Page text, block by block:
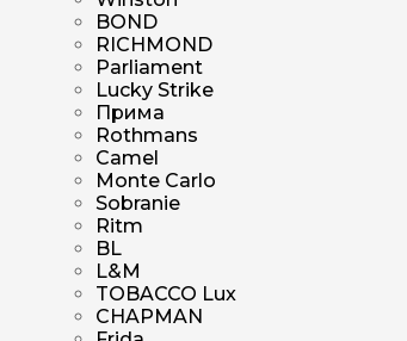
BOND
RICHMOND
Parliament
Lucky Strike
Прима
Rothmans
Camel
Monte Carlo
Sobranie
Ritm
BL
L&M
TOBACCO Lux
CHAPMAN